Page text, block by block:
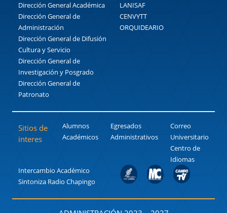
Dirección General Académica
Dirección General de
Administración
Dirección General de Difusión
Cultura y Servicio
Dirección General de
Investigación y Posgrado
Dirección General de
Patronato
LANISAF
CENVYTT
ORQUIDEARIO
Sitios de
interes
Alumnos
Académicos
Egresados
Administrativos
Correo
Universitario
Centro de
Idiomas
Intercambio Académico
Sintoniza Radio Chapingo